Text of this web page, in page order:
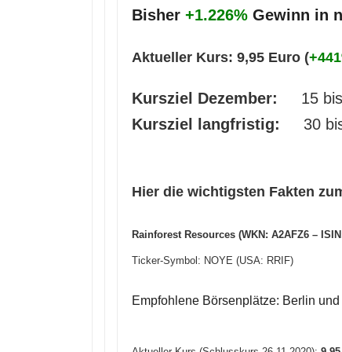
Bisher +1.226% Gewinn in
Aktueller Kurs: 9,95 Euro (
Kursziel Dezember: 15 bis
Kursziel langfristig: 30
Hier die wichtigsten Fakten
Rainforest Resources (WKN: A2AFZ6 –
Ticker-Symbol: NOYE (USA: RRIF)
Empfohlene Börsenplätze: Berlin